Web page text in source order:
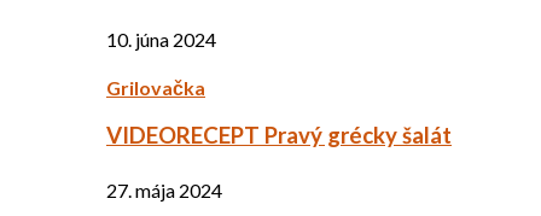
10. júna 2024
Grilovačka
VIDEORECEPT Pravý grécky šalát
27. mája 2024